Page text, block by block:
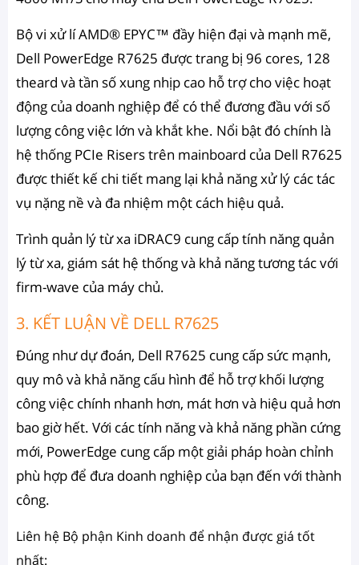
Bộ vi xử lí AMD® EPYC™ đầy hiện đại và mạnh mẽ,
Dell PowerEdge R7625 được trang bị 96 cores, 128
theard và tần số xung nhịp cao hỗ trợ cho việc hoạt
động của doanh nghiệp để có thể đương đầu với số
lượng công việc lớn và khắt khe. Nổi bật đó chính là
hệ thống PCIe Risers trên mainboard của Dell R7625
được thiết kế chi tiết mang lại khả năng xử lý các tác
vụ nặng nề và đa nhiệm một cách hiệu quả.
Trình quản lý từ xa iDRAC9 cung cấp tính năng quản
lý từ xa, giám sát hệ thống và khả năng tương tác với
firm-wave của máy chủ.
3. KẾT LUẬN VỀ DELL R7625
Đúng như dự đoán, Dell R7625 cung cấp sức mạnh,
quy mô và khả năng cấu hình để hỗ trợ khối lượng
công việc chính nhanh hơn, mát hơn và hiệu quả hơn
bao giờ hết. Với các tính năng và khả năng phần cứng
mới, PowerEdge cung cấp một giải pháp hoàn chỉnh
phù hợp để đưa doanh nghiệp của bạn đến với thành
công.
Liên hệ Bộ phận Kinh doanh để nhận được giá tốt
nhất: